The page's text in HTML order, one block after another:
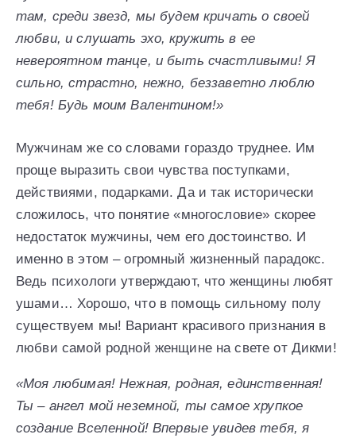
там, среди звезд, мы будем кричать о своей
любви, и слушать эхо, кружить в ее
невероятном танце, и быть счастливыми! Я
сильно, страстно, нежно, беззаветно люблю
тебя! Будь моим Валентином!»
Мужчинам же со словами гораздо труднее. Им
проще выразить свои чувства поступками,
действиями, подарками. Да и так исторически
сложилось, что понятие «многословие» скорее
недостаток мужчины, чем его достоинство. И
именно в этом – огромный жизненный парадокс.
Ведь психологи утверждают, что женщины любят
ушами… Хорошо, что в помощь сильному полу
существуем мы! Вариант красивого признания в
любви самой родной женщине на свете от Дикми!
«Моя любимая! Нежная, родная, единственная!
Ты – ангел мой неземной, ты самое хрупкое
создание Вселенной! Впервые увидев тебя, я